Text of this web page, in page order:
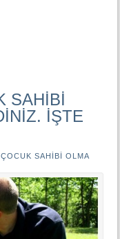
SAHİBİ
İŞTE
SAHIBI OLMA